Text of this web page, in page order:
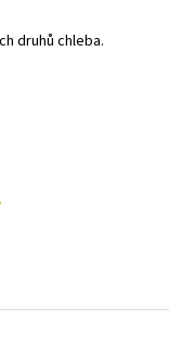
druhů chleba.